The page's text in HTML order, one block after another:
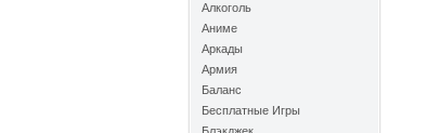
Алкоголь
Аниме
Аркады
Армия
Баланс
Бесплатные Игры